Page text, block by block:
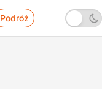
Podróż